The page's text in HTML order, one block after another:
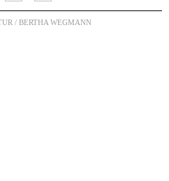
/ BERTHA WEGMANN